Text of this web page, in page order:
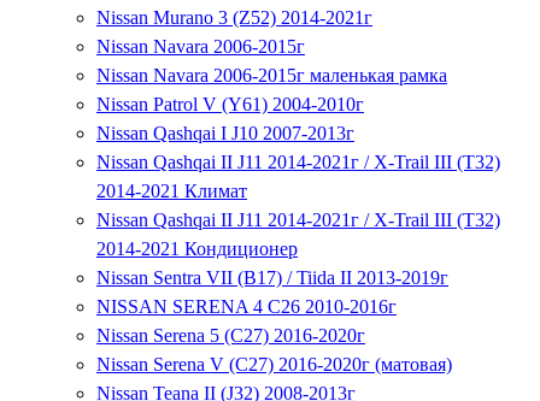
Nissan Murano 3 (Z52) 2014-2021г
Nissan Navara 2006-2015г
Nissan Navara 2006-2015г маленькая рамка
Nissan Patrol V (Y61) 2004-2010г
Nissan Qashqai I J10 2007-2013г
Nissan Qashqai II J11 2014-2021г / X-Trail III (T32)
2014-2021 Климат
Nissan Qashqai II J11 2014-2021г / X-Trail III (T32)
2014-2021 Кондиционер
Nissan Sentra VII (B17) / Tiida II 2013-2019г
NISSAN SERENA 4 C26 2010-2016г
Nissan Serena 5 (C27) 2016-2020г
Nissan Serena V (C27) 2016-2020г (матовая)
Nissan Teana II (J32) 2008-2013г